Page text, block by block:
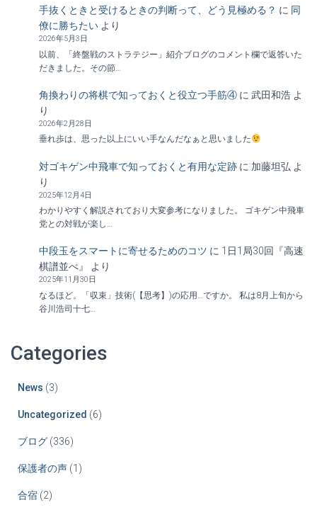
手抜くときと受けるときの判断って、どう見極める？ に 同
僚に勝ちたい より
2026年5月3日
以前、「終盤戦のストラテジー」紹介ブログのコメント欄で返答いた
だきました。その節…
角換わりの将棋で知っておくと役立つ手筋④ に 武田和浩 よ
り
2026年2月28日
垂れ歩は、思った以上にいい手なんだなぁと思いました
対ゴキゲン中飛車で知っておくと有用な定跡 に 加藤坦弘 よ
り
2025年12月4日
わかりやすく解説されており大変参考になりました。 ゴキゲン中飛車
党との対戦が楽し…
中段玉をスマートに寄せるためのコツ に 1日1局30回『高速
棋譜並べ』
より
2025年11月30日
なるほど。「収束」技術(【思考】)の応用…ですか。 私は8月上旬から
谷川浩司十七…
Categories
News (3)
Uncategorized (6)
ブログ (336)
保護者の声 (1)
合宿 (2)